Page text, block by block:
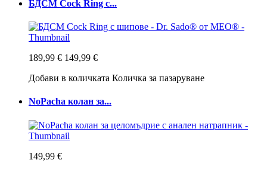
БДСМ Cock Ring с...
189,99 € 149,99 €
Добави в количката Количка за пазаруване
NoPacha колан за...
149,99 €